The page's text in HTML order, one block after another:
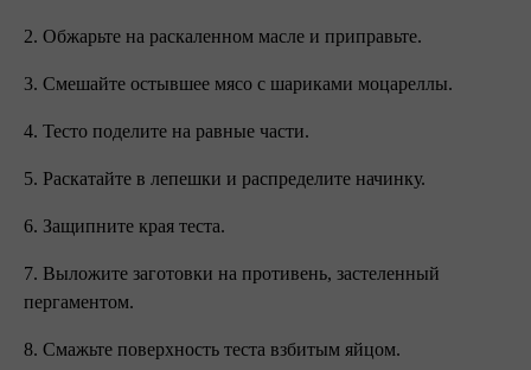
2. Обжарьте на раскаленном масле и приправьте.
3. Смешайте остывшее мясо с шариками моцареллы.
4. Тесто поделите на равные части.
5. Раскатайте в лепешки и распределите начинку.
6. Защипните края теста.
7. Выложите заготовки на противень, застеленный
пергаментом.
8. Смажьте поверхность теста взбитым яйцом.